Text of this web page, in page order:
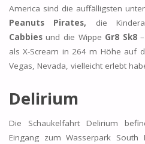
America sind die auffälligsten
Peanuts Pirates, die
Cabbiesund die Wippe Gr8 Sk8–
als X-Scream in 264 m Höhe auf
Vegas, Nevada, vielleicht erlebt
Delirium
Die Schaukelfahrt Delirium
Eingang zum Wasserpark